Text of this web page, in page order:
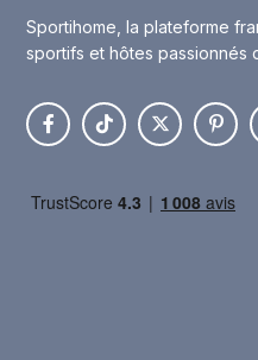
Sportihome, la plateforme
sportifs et hôtes passionnés